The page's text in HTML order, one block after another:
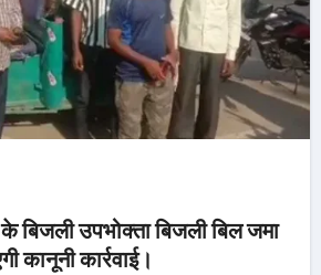
उपभोक्ता बिजली बिल जमा
कानूनी कार्रवाई।